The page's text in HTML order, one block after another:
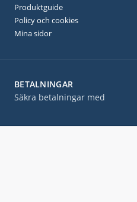
BETALNINGAR
Säkra betalningar med
Produktguide
Policy och cookies
Mina sidor